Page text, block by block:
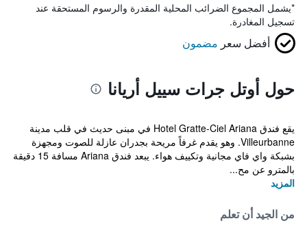
*يشمل المجموع الضرائب المحلية المقدرة والرسوم المستحقة عند
تسجيل المغادرة.
أفضل سعر مضمون
حول أوتل جرات سييل أريانا
يقع فندق Hotel Gratte-Ciel Ariana في مبنى حديث في قلب مدينة
Villeurbanne. وهو يقدم غرفاً مريحة بجدران عازلة للصوت ومجهزة
بشبكة واي فاي مجانية وتكييف هواء. يبعد فندق Ariana مسافة 15 دقيقة
بالمترو عن مح...
المزيد
من الجيد أن تعلم